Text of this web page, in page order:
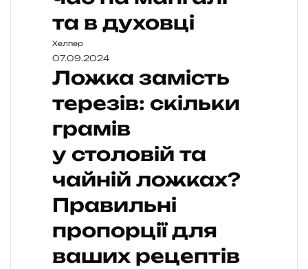
та в духовці
Хелпер
07.09.2024
Ложка замість
терезів: скільки
грамів
у столовій та
чайній ложках?
Правильні
пропорції для
ваших рецептів